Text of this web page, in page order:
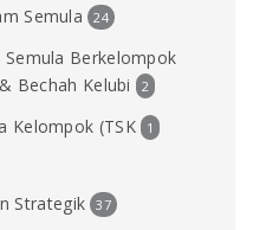
Semula 24
Berkelompok
Bechah Kelubi
2
Kelompok (TSK 1
Strategik 37